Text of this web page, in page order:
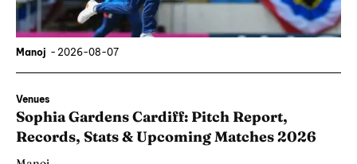
Manoj - 2026-08-07
Venues
Sophia Gardens Cardiff: Pitch Report,
Records, Stats & Upcoming Matches 2026